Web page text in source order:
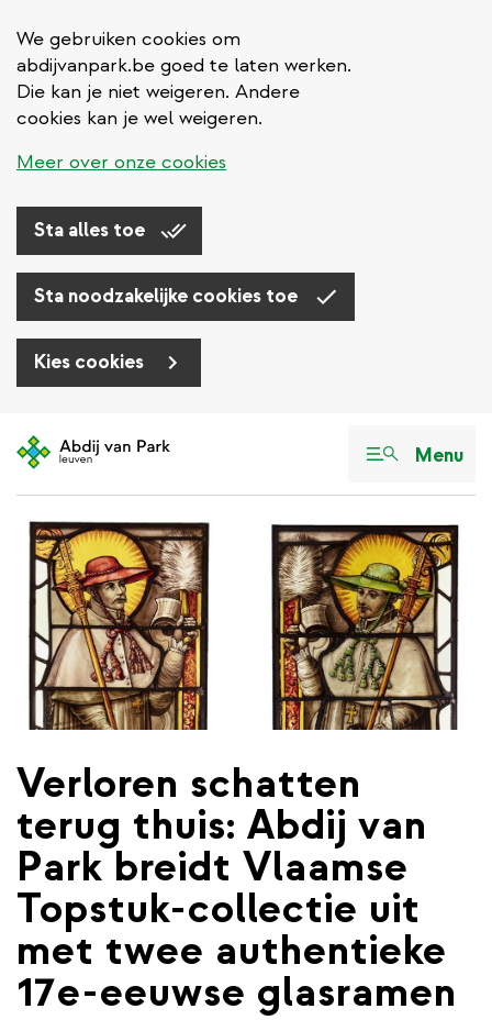
We gebruiken cookies om
abdijvanpark.be goed te laten werken.
Die kan je niet weigeren. Andere
cookies kan je wel weigeren.
Meer over onze cookies
Sta alles toe
Sta noodzakelijke cookies toe
Kies cookies
en
inhoud
gaan
Menu
Verloren schatten
terug thuis: Abdij van
Park breidt Vlaamse
Topstuk-collectie uit
met twee authentieke
17e-eeuwse glasramen